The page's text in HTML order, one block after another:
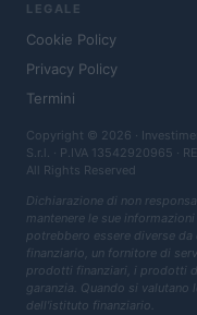
LEGALE
Cookie Policy
Privacy Policy
Termini
Copyright © 2026 ·
S.r.l. · P.IVA 13542920965 ·
All Rights Reserved
Dichiarazione di non
mantenere le sue
potrebbero essere diverse
finanziario, un fornitore di
prodotti finanziari, i prodotti
garanzia. Quando si
dell'istituto finanziario.